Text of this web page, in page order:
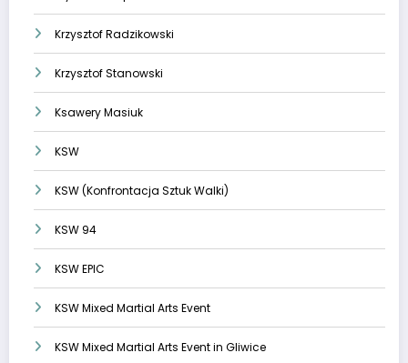
Krzysztof Radzikowski
Krzysztof Stanowski
Ksawery Masiuk
KSW
KSW (Konfrontacja Sztuk Walki)
KSW 94
KSW EPIC
KSW Mixed Martial Arts Event
KSW Mixed Martial Arts Event in Gliwice